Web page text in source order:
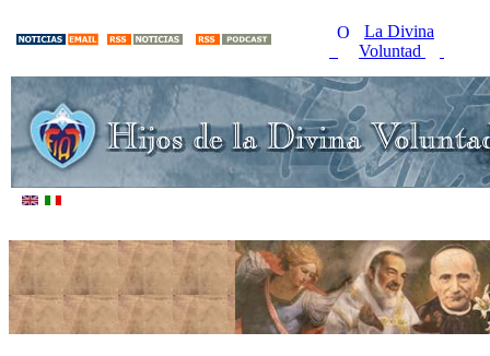
La Divina
Voluntad